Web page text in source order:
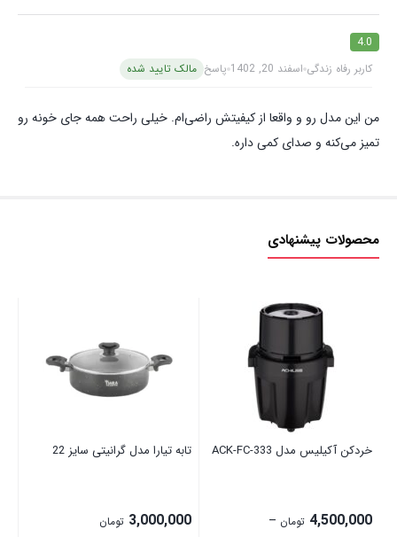
4.0
کاربر رفاه زندگی اسفند 20, 1402 پاسخ مالک تایید شده
من این مدل رو و واقعا از کیفیتش راضی‌ام. خیلی راحت همه جای خونه رو
تمیز می‌کنه و صدای کمی داره.
محصولات پیشنهادی
خردکن آکیلیس مدل ACK-FC-333
4,500,000 تومان –
تابه تیارا مدل گرانیتی سایز 22
3,000,000 تومان